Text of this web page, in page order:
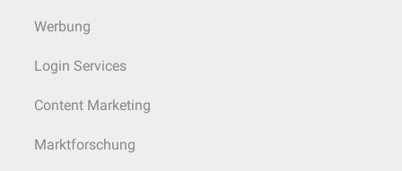
Werbung
Login Services
Content Marketing
Marktforschung